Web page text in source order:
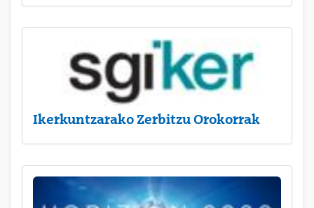
Ikerkuntzarako Zerbitzu Orokorrak